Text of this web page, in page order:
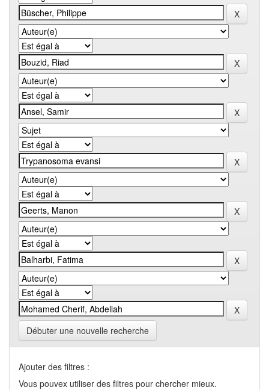
Débuter une nouvelle recherche
Ajouter des filtres :
Vous pouvex utiliser des filtres pour chercher mieux.